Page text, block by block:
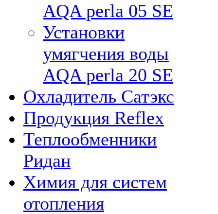
AQA perla 05 SE
Установки
умягчения воды
AQA perla 20 SE
Охладитель Сатэкс
Продукция Reflex
Теплообменники
Ридан
Химия для систем
отопления